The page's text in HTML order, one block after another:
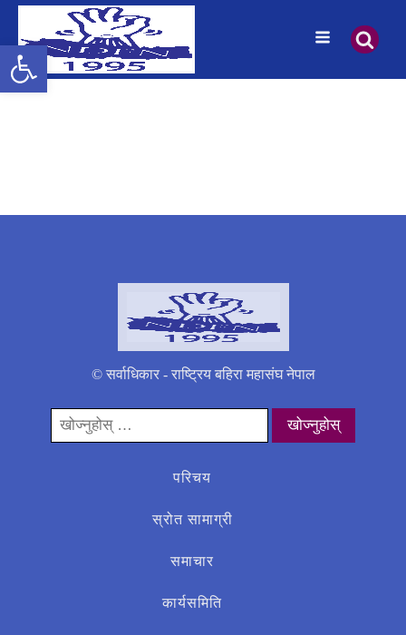
© सर्वाधिकार - राष्ट्रिय बहिरा महासंघ नेपाल
यसको
लागी
परिचय
स्रोत सामाग्री
समाचार
कार्यसमिति
उपकरणपट्टी खोल्नुहोस्